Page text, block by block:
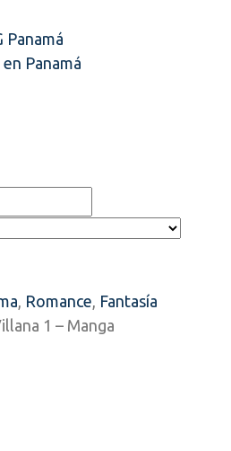
Panamá
Panamá
, Romance, Fantasía
1 – Manga